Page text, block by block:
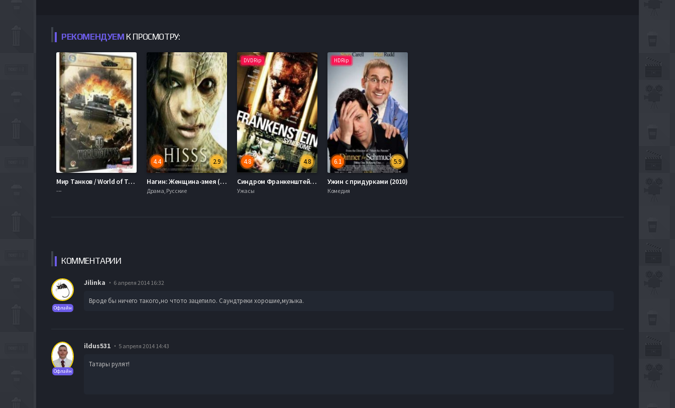
РЕКОМЕНДУЕМ К ПРОСМОТРУ:
Мир Танков / World of Tanks [v0.8.10] (2010) PC | Лицензия
---
2.9
4.4
Нагин: Женщина-змея (2010)
Драма, Русские
DVDRip
4.8
4.8
Синдром Франкенштейна (2010)
Ужасы
HDRip
5.9
6.1
Ужин с придурками (2010)
Комедия
КОММЕНТАРИИ
Офлайн
Jilinka 6 апреля 2014 16:32
Вроде бы ничего такого,но чтото зацепило. Саундтреки хорошие,музыка.
Офлайн
ildus531 5 апреля 2014 14:43
Татары рулят!